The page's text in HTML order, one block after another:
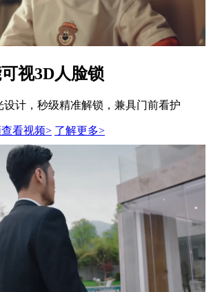
视3D人脸锁
设计，秒级精准解锁，兼具门前看护
查看视频> 了解更多>